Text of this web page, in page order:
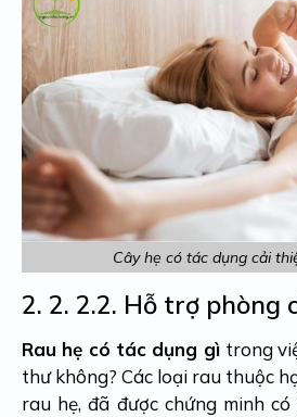
Cây hẹ có tác dụng cải
2. 2. 2.2. Hỗ trợ phòng
Rau hẹ có tác dụng gì trong
thư không? Các loại rau thuộc
rau hẹ, đã được chứng minh